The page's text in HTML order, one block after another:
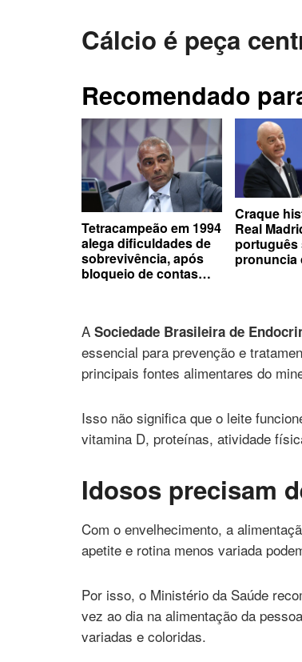
Cálcio é peça
Recomendado
Tetracampeão em 1994
alega dificuldades de
sobrevivência, após
bloqueio de contas
Craque
Real
português
pronuncia
A Sociedade Brasileira de
essencial para prevenção e
principais fontes alimentares do
Isso não significa que o leite
vitamina D, proteínas, atividade
Idosos precisam
Com o envelhecimento, a
apetite e rotina menos variada
Por isso, o Ministério da Saúde
vez ao dia na alimentação da
variadas e coloridas.